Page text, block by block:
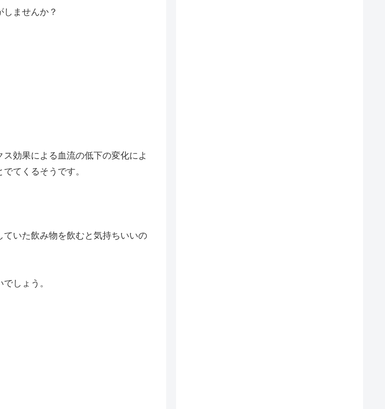
ませんか？
効果による血流の低下の変化によ
てくるそうです。
いた飲み物を飲むと気持ちいいの
しょう。